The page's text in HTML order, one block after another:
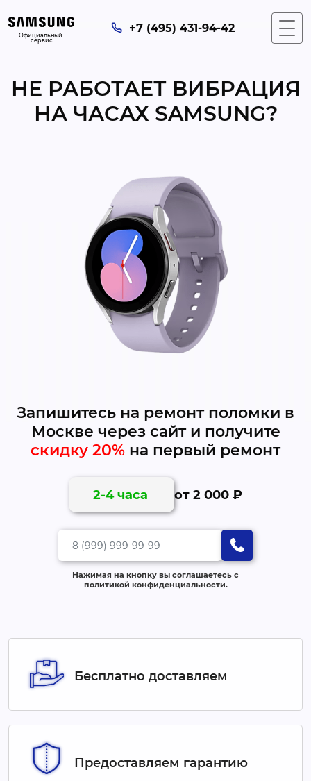
Официальный
сервис
+7 (495) 431-94-42
НЕ РАБОТАЕТ ВИБРАЦИЯ
НА ЧАСАХ SAMSUNG?
Запишитесь на ремонт поломки в
Москве через сайт и получите
скидку 20% на первый ремонт
2-4 часа от 2 000 ₽
Нажимая на кнопку вы соглашаетесь с
политикой конфиденциальности.
Бесплатно доставляем
Предоставляем гарантию